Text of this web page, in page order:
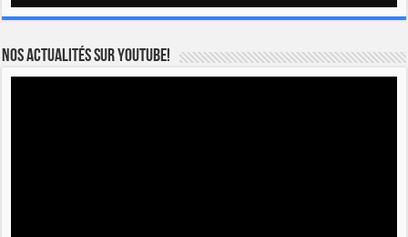
Nos actualités sur YOUTUBE!